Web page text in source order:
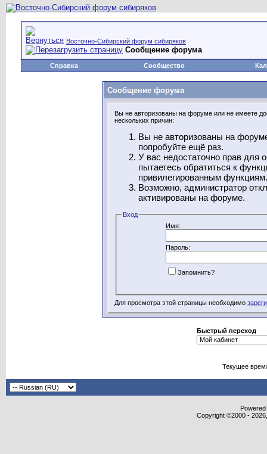
Восточно-Сибирский форум сибиряков
Сообщение форума
Справка Сообщество
Сообщение форума
Вы не авторизованы на форуме или не имеете
нескольких причин:
Вы не авторизованы на
попробуйте ещё раз.
У вас недостаточно прав для
пытаетесь обратиться к
привилегированным функциям.
Возможно, администратор
активированы на форуме.
Вход
Имя:
Пароль:
Запомнить?
Для просмотра этой страницы необходимо
Быстрый переход
Текущее
Copyright ©2000 -